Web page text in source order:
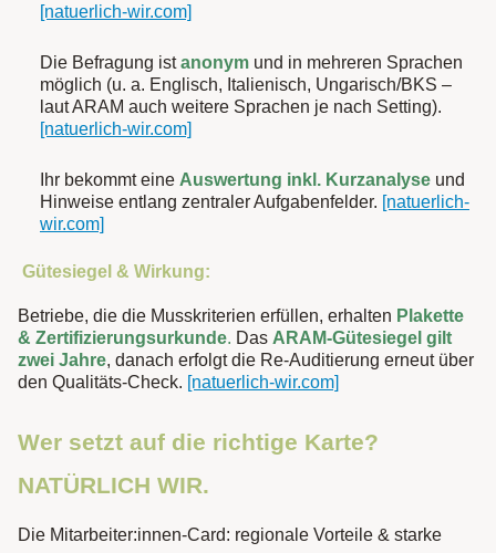
[natuerlich-wir.com]
Die Befragung istanonym und in mehreren Sprachen
möglich (u. a. Englisch, Italienisch, Ungarisch/BKS –
laut ARAM auch weitere Sprachen je nach Setting).
[natuerlich-wir.com]
Ihr bekommt eine Auswertung inkl. Kurzanalyse und
Hinweise entlang zentraler Aufgabenfelder. [natuerlich-
wir.com]
Gütesiegel & Wirkung:
Betriebe, die die Musskriterien erfüllen, erhalten Plakette
& Zertifizierungsurkunde. Das ARAM-Gütesiegel gilt
zwei Jahre, danach erfolgt die Re-Auditierung erneut über
den Qualitäts-Check. [natuerlich-wir.com]
Wer setzt auf die richtige Karte?
NATÜRLICH WIR.
Die Mitarbeiter:innen-Card: regionale Vorteile & starke